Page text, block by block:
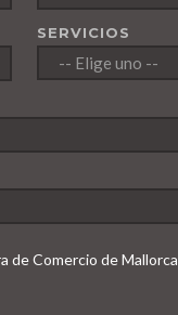
SERVICIOS
de Comercio de Mallorca